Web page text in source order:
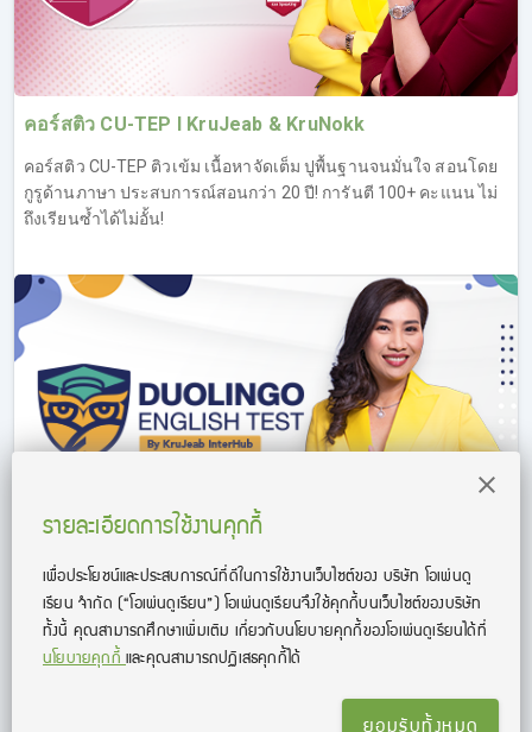
เทคนิคในการทำข้อสอบให้ทันเวลา ซึ่งเป็นอีกหนึ่งปัญหาที่พบ
บ่อยของคนทำข้อสอบ Reading ที่มักจะทำไม่ทัน ทำให้คะแนน
ไม่ถึงเกณฑ์ที่ตั้งเป้าไว้ โดยครูเจี๊ยบจะสอนให้ผู้เรียนสามารถ
ทำความเข้าใจได้อย่างง่ายดาย นอกจากเรื่องการทำข้อสอบ
ทันเวลา ก็ยังมีเทคนิคอื่นๆ อีกมากมาย เพื่อพิชิตข้อสอบโดย
เฉพาะ ที่ผ่านมาคนที่เรียน IELTS Reading ต่างยอมรับใน
เทคนิคครูเจี๊ยบว่าช่วยอัพคะแนนได้จริง และต่างชื่นชอบ
เทคนิค Reading ของครูเจี๊ยบกันมาก (ทดลองเรียน IELTS ฟรี
คอร์ส Reading ที่ลิงค์นี้
เทคนิคการทำข้อสอบ IELTS Reading
คำถามประเภท Questions & Answers
คำถามประเภท Fill in the blanks (Diagram, Table,
Information, Process)
คำถามประเภท True/False/Not Given และ Yes/No/Not
คำถามประเภท Multiple Choices (1 answer, multiple
คำภามประเภท Matching (Headings/Titles, Information-
Paragraph, Names-Descriptions)
คำถามประเภท Summary Completion (มี choices, ไม่มี
choices)
คอร์สติว CU-TEP l KruJeab & KruNokk
คอร์สติว CU-TEP ติวเข้ม เนื้อหาจัดเต็ม ปูพื้นฐานจนมั่นใจ สอนโดย
กูรูด้านภาษา ประสบการณ์สอนกว่า 20 ปี! การันตี 100+ คะแนน ไม่
ถึงเรียนซ้ำได้ไม่อั้น!
คอร์สติว Duolingo English Test by KruJeab InterHub
เตรียมสอบ Duolingo English Test ด้วยคอร์สเรียน Duolingo
English Test กับครูเจี๊ยบ Interhub อัดแน่นด้วยเทคนิคการทำ
รายละเอียดการใช้งานคุกกี้
เพื่อประโยชน์และประสบการณ์ที่ดีในการใช้งานเว็บไซต์ของ บริษัท โอเพ่นดู
เรียน จํากัด (“โอเพ่นดูเรียน”)โอเพ่นดูเรียนจึงใช้คุกกี้บนเว็บไซต์ของบริษัท
ทั้งนี้ คุณสามารถศึกษาเพิ่มเติม เกี่ยวกับนโยบายคุกกี้ของโอเพ่นดูเรียนได้ที่
นโยบายคุกกี้และคุณสามารถปฏิเสธคุกกี้ได้
ยอมรับทั้งหมด